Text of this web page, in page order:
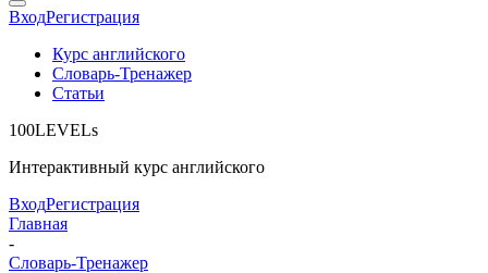
ВходРегистрация
Курс английского
Словарь-Тренажер
Статьи
100LEVELs
Интерактивный курс английского
ВходРегистрация
Главная
-
Словарь-Тренажер